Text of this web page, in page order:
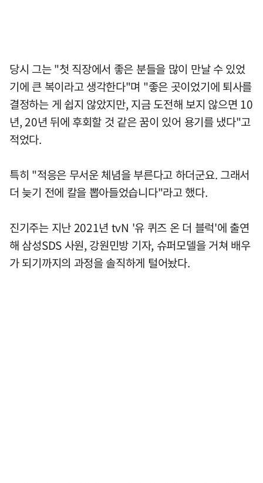
당시 그는 "첫 직장에서 좋은 분들을 많이 만날 수 있었
기에 큰 복이라고 생각한다"며 "좋은 곳이었기에 퇴사를
결정하는 게 쉽지 않았지만, 지금 도전해 보지 않으면 10
년, 20년 뒤에 후회할 것 같은 꿈이 있어 용기를 냈다"고
적었다.
특히 "적응은 무서운 체념을 부른다고 하더군요. 그래서
더 늦기 전에 칼을 뽑아들었습니다"라고 했다.
진기주는 지난 2021년 tvN '유 퀴즈 온 더 블럭'에 출연
해 삼성SDS 사원, 강원민방 기자, 슈퍼모델을 거쳐 배우
가 되기까지의 과정을 솔직하게 털어놨다.